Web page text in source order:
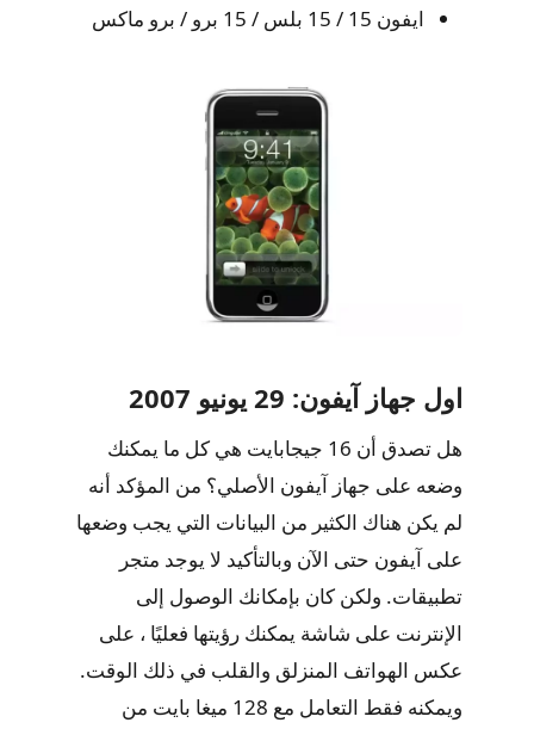
ايفون 15 / 15 بلس / 15 برو / برو ماكس
اول جهاز آيفون: 29 يونيو 2007
هل تصدق أن 16 جيجابايت هي كل ما يمكنك
وضعه على جهاز آيفون الأصلي؟ من المؤكد أنه
لم يكن هناك الكثير من البيانات التي يجب وضعها
على آيفون حتى الآن وبالتأكيد لا يوجد متجر
تطبيقات. ولكن كان بإمكانك الوصول إلى
الإنترنت على شاشة يمكنك رؤيتها فعليًا ، على
عكس الهواتف المنزلق والقلب في ذلك الوقت.
ويمكنه فقط التعامل مع 128 ميغا بايت من